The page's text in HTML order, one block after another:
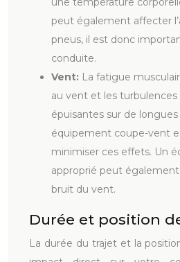
peut également affecter
pneus, il est donc
conduite.
Vent: La fatigue
au vent et les
épuisantes sur de
équipement coupe-vent
minimiser ces effets. Un
approprié peut
bruit du vent.
Durée et position
La durée du trajet et la